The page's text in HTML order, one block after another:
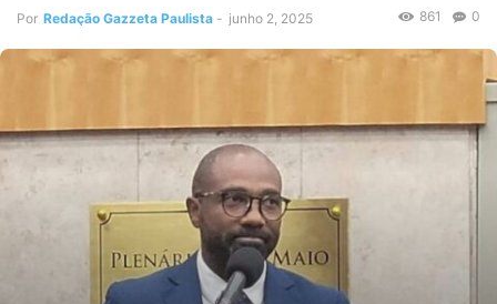
Por Redação Gazzeta Paulista - junho 2, 2025 0
861